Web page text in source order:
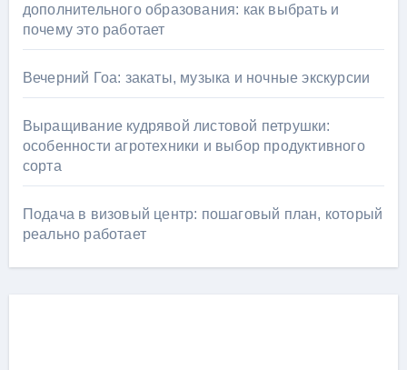
дополнительного образования: как выбрать и
почему это работает
Вечерний Гоа: закаты, музыка и ночные экскурсии
Выращивание кудрявой листовой петрушки:
особенности агротехники и выбор продуктивного
сорта
Подача в визовый центр: пошаговый план, который
реально работает